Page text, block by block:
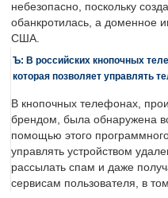
небезопасно, поскольку
обанкротилась, а доменное
США.
Ъ: В российских кнопочных
которая позволяет управлять
В кнопочных телефонах,
брендом, была обнаружена
помощью этого
управлять устройством
рассылать спам и даже
сервисам пользователя, в